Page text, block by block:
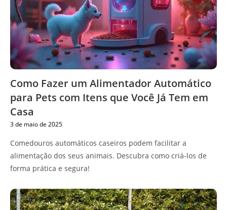
Como Fazer um Alimentador Automático
para Pets com Itens que Você Já Tem em
Casa
3 de maio de 2025
Comedouros automáticos caseiros podem facilitar a
alimentação dos seus animais. Descubra como criá-los de
forma prática e segura!